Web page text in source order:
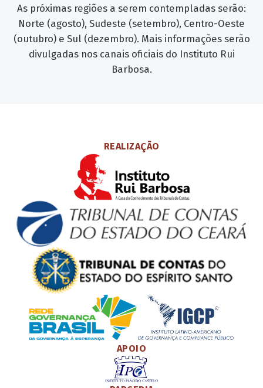
As próximas regiões a serem contempladas serão:
Norte (agosto), Sudeste (setembro), Centro-Oeste
(outubro) e Sul (dezembro). Mais informações serão
divulgadas nos canais oficiais do Instituto Rui
Barbosa.
REALIZAÇÃO
APOIO